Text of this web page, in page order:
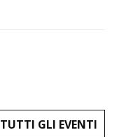
TUTTI GLI EVENTI